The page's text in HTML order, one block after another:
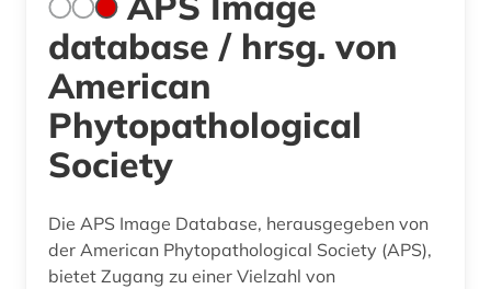
database / hrsg. von
American
Phytopathological
Society
Die APS Image Database, herausgegeben von
der American Phytopathological Society (APS),
bietet Zugang zu einer Vielzahl von